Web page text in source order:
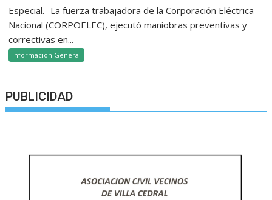
Especial.- La fuerza trabajadora de la Corporación Eléctrica
Nacional (CORPOELEC), ejecutó maniobras preventivas y
correctivas en...
Información General
PUBLICIDAD